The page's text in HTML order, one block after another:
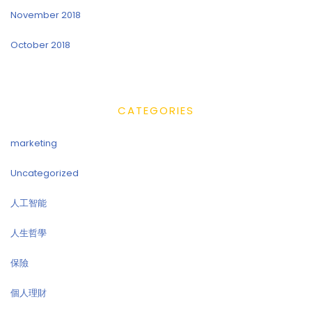
November 2018
October 2018
CATEGORIES
marketing
Uncategorized
人工智能
人生哲學
保險
個人理財